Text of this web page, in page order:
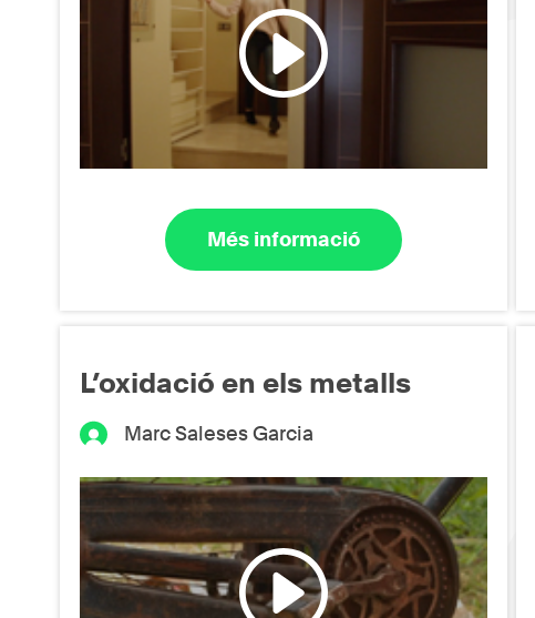
Més informació
L’oxidació en els metalls
Marc Saleses Garcia